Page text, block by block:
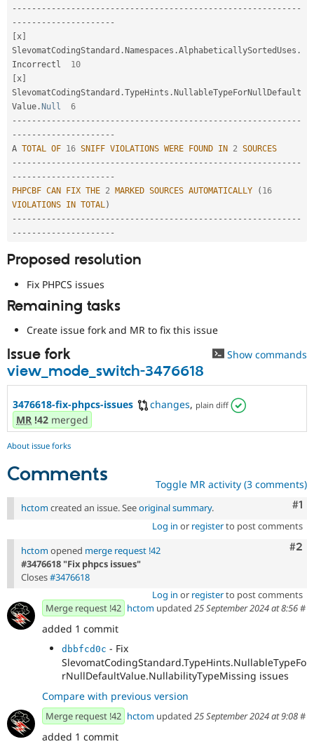
-- -- -- -- -- -- -- -- -- -- -- -- -- -- -- -- -- -- -- -- -- -- -- -- -- -- -- -- -- -
- -- -- -- -- -- -- -- -- -- --
[x]
SlevomatCodingStandard .Namespaces .AlphabeticallySortedUses .
Incorrectl 10
[x]
SlevomatCodingStandard .TypeHints .NullableTypeForNullDefault
Value .Null
6
-- -- -- -- -- -- -- -- -- -- -- -- -- -- -- -- -- -- -- -- -- -- -- -- -- -- -- -- -- -
- -- -- -- -- -- -- -- -- -- --
A TOTAL OF 16 SNIFF VIOLATIONS WERE FOUND IN 2 SOURCES
-- -- -- -- -- -- -- -- -- -- -- -- -- -- -- -- -- -- -- -- -- -- -- -- -- -- -- -- -- -
- -- -- -- -- -- -- -- -- -- --
PHPCBF CAN FIX THE 2 MARKED SOURCES AUTOMATICALLY ( 16
VIOLATIONS IN TOTAL )
-- -- -- -- -- -- -- -- -- -- -- -- -- -- -- -- -- -- -- -- -- -- -- -- -- -- -- -- -- -
- -- -- -- -- -- -- -- -- -- --
Proposed resolution
Fix PHPCS issues
Remaining tasks
Create issue fork and MR to fix this issue
Issue fork
view_mode_switch-3476618
Show commands
3476618-fix-phpcs-issues changes, plain diff
MR !42 merged
About issue forks
Comments Toggle MR activity (3 comments)
#1
hctom created an issue. Seeoriginal summary.
Log in or registerto post comments
#2
hctom opened merge request !42
#3476618 "Fix phpcs issues"
Closes#3476618
Log in or registerto post comments
Merge request !42 hctom updated 25 September 2024 at 8:56#
added 1 commit
dbbfcd0c - Fix
SlevomatCodingStandard.TypeHints.NullableTypeFo
rNullDefaultValue.NullabilityTypeMissing issues
Compare with previous version
Merge request !42 hctom updated 25 September 2024 at 9:08#
added 1 commit